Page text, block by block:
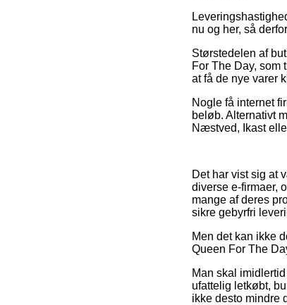
nu og her, så
Størstedelen af
For The Day, som
at få de nye varer
Nogle få internet
beløb. Alternativt
Næstved, Ikast
Det har vist sig at
diverse e-firmaer,
mange af deres
sikre gebyrfri
Men det kan ikke
Queen For The
Man skal
ufattelig letkøbt,
ikke desto mindre